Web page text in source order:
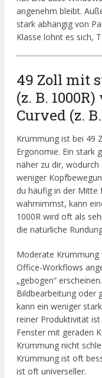
angenehm bleibt.
stark abhängig von
Klasse lohnt es sich,
49 Zoll mit
(z. B.
Curved (z.
Krümmung ist bei 49
Ergonomie. Ein stark
näher zu dir,
weniger
du häufig in der Mitte
wahrnimmst, kann
1000R wird oft als
die natürliche
Moderate Krümmung
Office-Workflows
„gebogen“
Bildbearbeitung oder
kann ein weniger
reiner Produktivität
Fenster mit geraden
Krümmung nicht
Krümmung ist oft
ist oft universeller.